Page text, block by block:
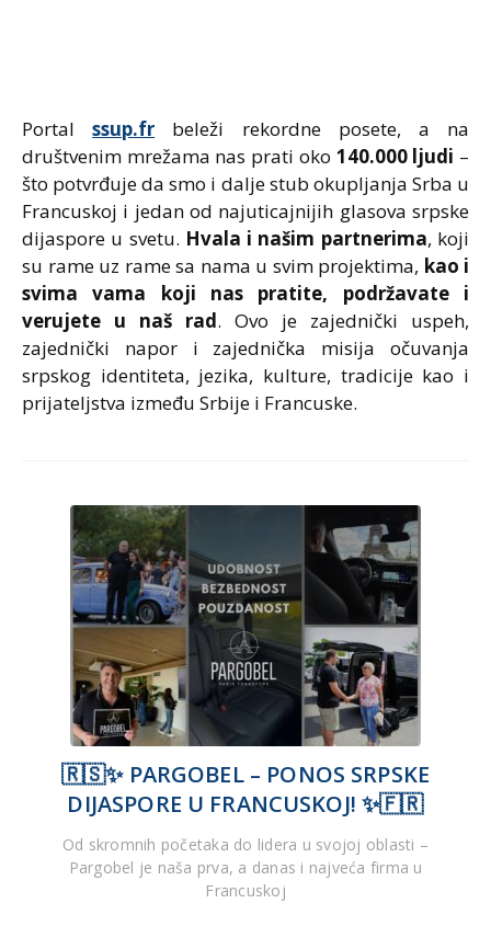
Portalssup.fr beleži rekordne posete, a na
društvenim mrežama nas prati oko 140.000 ljudi –
što potvrđuje da smo i dalje stub okupljanja Srba u
Francuskoj i jedan od najuticajnijih glasova srpske
dijaspore u svetu. Hvala i našim partnerima, koji
su rame uz rame sa nama u svim projektima, kao i
svima vama koji nas pratite, podržavate i
verujete u naš rad. Ovo je zajednički uspeh,
zajednički napor i zajednička misija očuvanja
srpskog identiteta, jezika, kulture, tradicije kao i
prijateljstva između Srbije i Francuske.
🇷🇸✨ PARGOBEL – PONOS SRPSKE
DIJASPORE U FRANCUSKOJ! ✨🇫🇷
Od skromnih početaka do lidera u svojoj oblasti –
Pargobel je naša prva, a danas i najveća firma u
Francuskoj